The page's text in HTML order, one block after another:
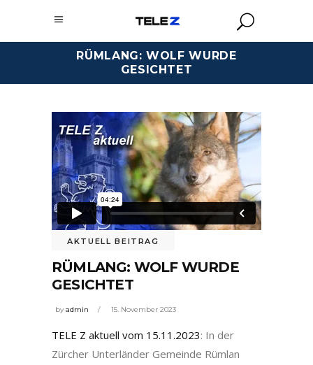
RÜMLANG: WOLF WURDE
GESICHTET
AKTUELL BEITRAG
RÜMLANG: WOLF WURDE
GESICHTET
byadmin 15. November 2023
TELE Z aktuell vom 15.11.2023: In der
Zürcher Unterländer Gemeinde Rümlan